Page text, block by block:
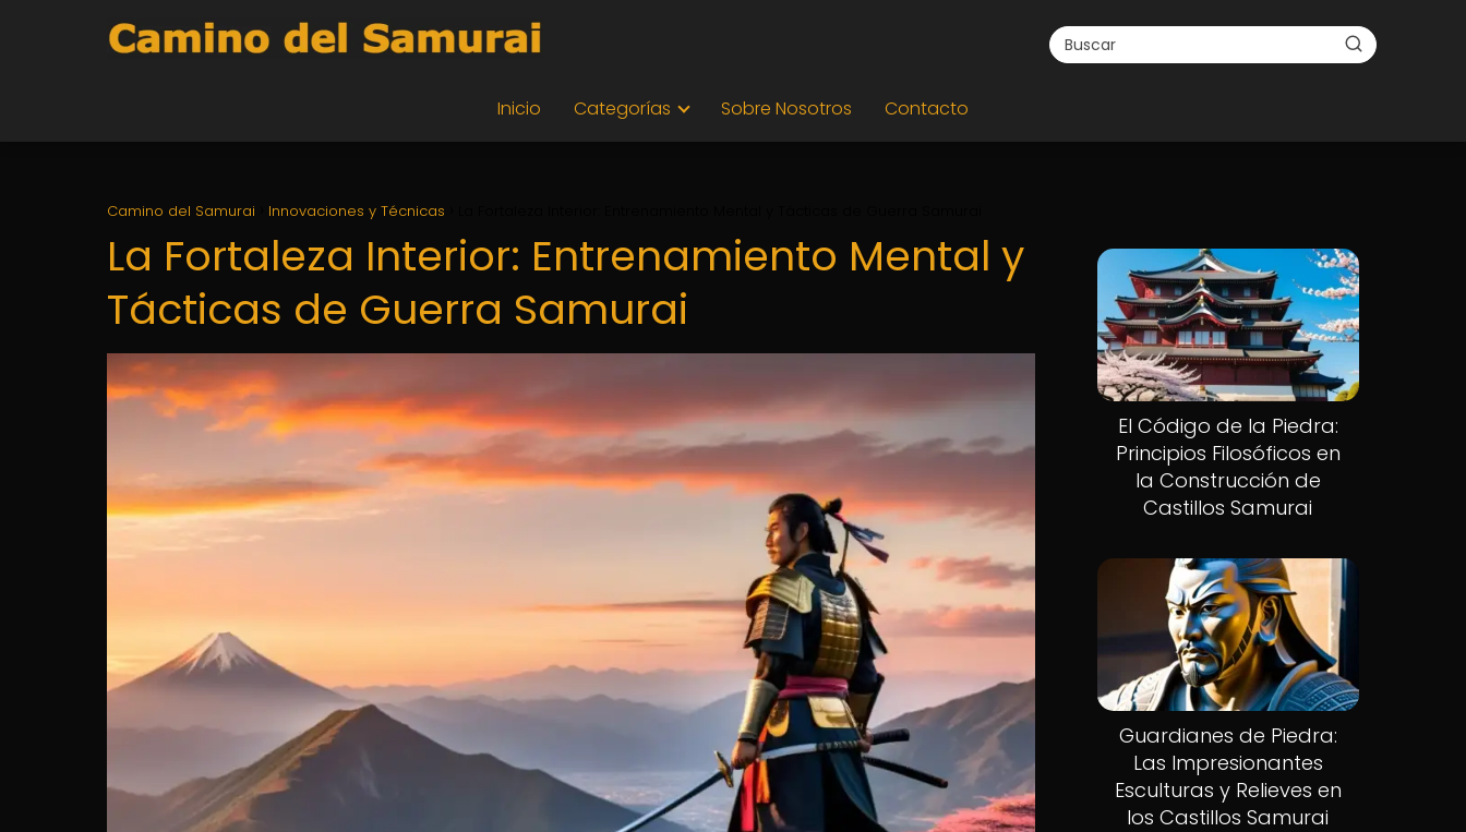
Inicio Categorías Sobre Nosotros Contacto
Camino del Samurai Innovaciones y Técnicas
La Fortaleza Interior: Entrenamiento Mental y
Tácticas de Guerra Samurai
El Código de la Piedra:
Principios Filosóficos en
la Construcción de
Castillos Samurai
Guardianes de Piedra:
Las Impresionantes
Esculturas y Relieves en
los Castillos Samurai